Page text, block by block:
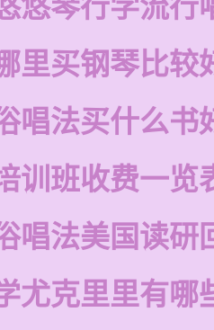
悠琴行学流行
里买钢琴比较
唱法买什么书
训班收费一览
唱法美国读研
尤克里里有哪